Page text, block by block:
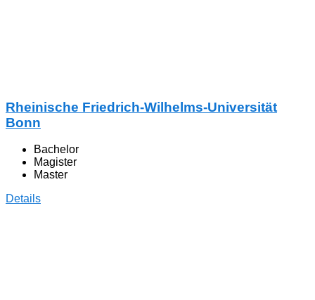
Rheinische Friedrich-Wilhelms-Universität
Bonn
Bachelor
Magister
Master
Details